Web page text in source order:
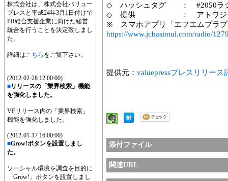
株式会社は、株式会社バリュー
プレスと平成24年3月1日付けで
PR総合支援企業に向けた経営
統合を行うことを決定致しまし
た。
詳細はこちら をご覧下さい。
(2012-02-28 12:00:00)
■リリースの「業界検索」機能
を強化しました。
VFリリース内の「業界検索」
機能を強化しました。
(2012-01-17 16:00:00)
■Grow!ボタンを設置しまし
た。
ソーシャル環境を調査を目的に
「Grow!」ボタンを設置しまし
◇ ハッシュタグ ： #2050ラ
◇ 提供 ： アトワジャパ
※ スマホアプリ「エフエムプラプ
https://www.jcbasimul.com/radio/
提供元： valuepressプレスリリース
添付ファイル
関連URL